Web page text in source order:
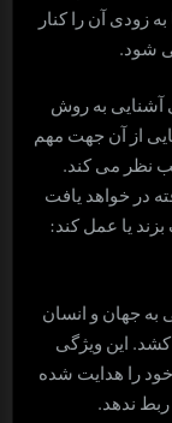
زودی آن را کنار
شود.
آشنایی به روش
از آن جهت مهم
نظر می کند.
در خواهد یافت
یا عمل کند:
به جهان و انسان
این ویژگی
را هدایت شده
ربط ندهد.